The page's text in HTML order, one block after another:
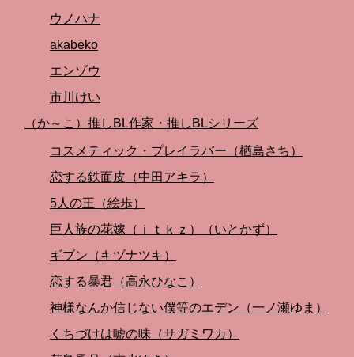
ウノハナ
akabeko
エンゾウ
市川けい
（か～こ）推しBL作家・推しBLシリーズ
コスメティック・プレイラバー（楢島さち）
恋する鉄面皮（中田アキラ）
5人の王（絵歩）
巨人族の花嫁（ｉｔｋｚ）（いとかず）
ギブン（キヅナツキ）
恋する暴君（高永ひなこ）
神様なんか信じない僕等のエデン（一ノ瀬ゆま）
くちづけは嘘の味（サガミワカ）